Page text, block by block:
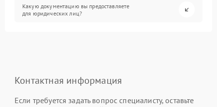
Какую документацию вы предоставляете
для юридических лиц?
Контактная информация
Если требуется задать вопрос специалисту, оставьте